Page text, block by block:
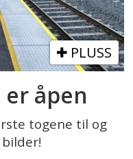
PLUSS
åpen
togene til og